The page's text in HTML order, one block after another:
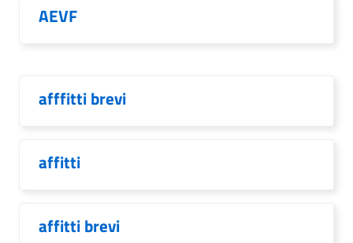
AEVF
afffitti brevi
affitti
affitti brevi